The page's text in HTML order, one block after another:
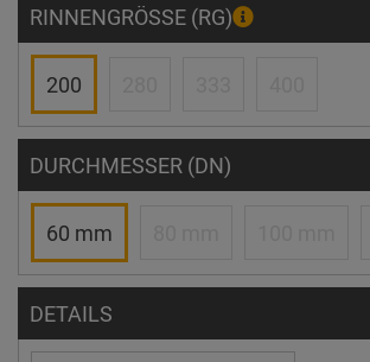
RINNENGRÖSSE (RG)
200
DURCHMESSER (DN)
60 mm
DETAILS